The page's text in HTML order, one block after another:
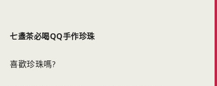
七盞茶必喝QQ手作珍珠
喜歡珍珠嗎?